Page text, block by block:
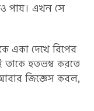
পায়। এখন সে
একা দেখে রিপের
তাকে হতভম্ব করতে
জিজ্ঞেস করল,